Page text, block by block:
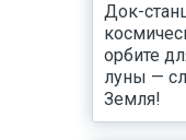
Док-
орбите
луны —
Земля!